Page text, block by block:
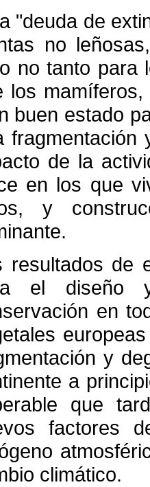
"deuda de
no
no tanto para
los
buen estado
fragmentación
de la
en los que
y
resultados de
el diseño
en
y
a
que
factores
climático.